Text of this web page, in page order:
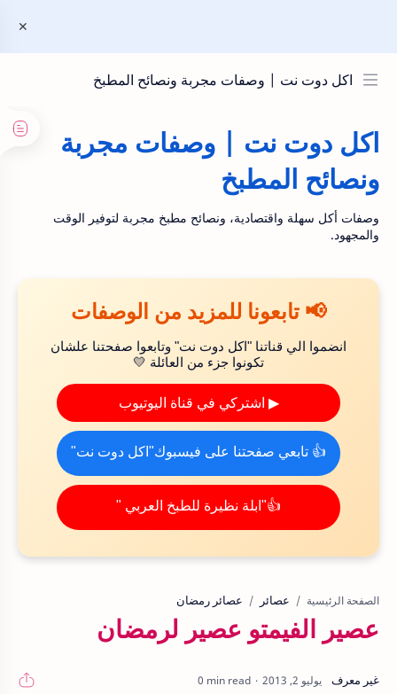
اكل دوت نت | وصفات مجربة ونصائح المطبخ
اكل دوت نت | وصفات مجربة
ونصائح المطبخ
وصفات أكل سهلة واقتصادية، ونصائح مطبخ مجربة لتوفير الوقت
والمجهود.
📢 تابعونا للمزيد من الوصفات
انضموا الي قناتنا "اكل دوت نت" وتابعوا صفحتنا علشان
تكونوا جزء من العائلة 💛
▶ اشتركي في قناة اليوتيوب
👍 تابعي صفحتنا على فيسبوك"اكل دوت نت"
👍"ابلة نظيرة للطبخ العربي "
الصفحة الرئيسية عصائر عصائر رمضان
عصير الفيمتو عصير لرمضان
0 min read